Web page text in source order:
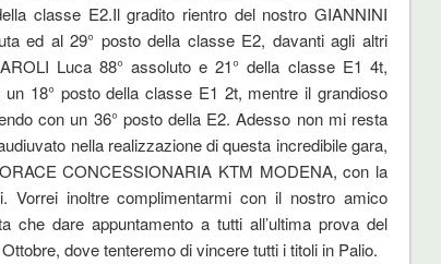
classe E2.Il gradito rientro del nostro GIANNINI
ed al 29° posto della classe E2, davanti agli altri
Luca 88° assoluto e 21° della classe E1 4t,
18° posto della classe E1 2t, mentre il grandioso
con un 36° posto della E2. Adesso non mi resta
nella realizzazione di questa incredibile gara,
CONCESSIONARIA KTM MODENA, con la
inoltre complimentarmi con il nostro amico
che dare appuntamento a tutti all’ultima prova del
dove tenteremo di vincere tutti i titoli in Palio.